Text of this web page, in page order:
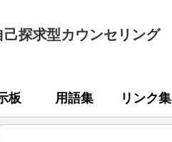
探求型カウンセリング
板 用語集 リンク集